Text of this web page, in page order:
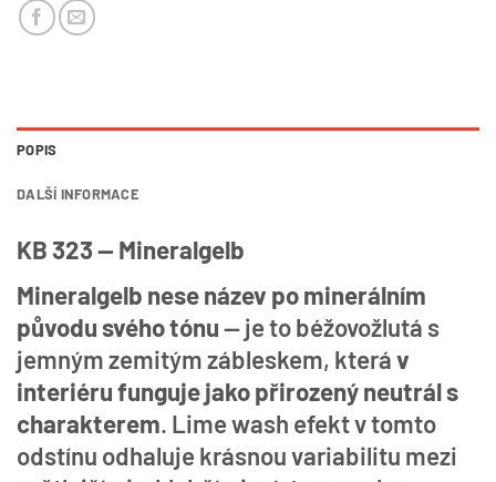
POPIS
DALŠÍ INFORMACE
KB 323 — Mineralgelb
Mineralgelb nese název po minerálním
původu svého tónu— je to béžovožlutá s
jemným zemitým zábleskem, kteráv
interiéru funguje jako přirozený neutrál s
charakterem. Lime wash efekt v tomto
odstínu odhaluje krásnou variabilitu mezi